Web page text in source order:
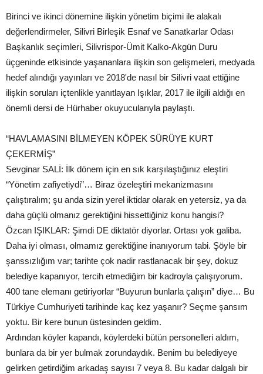
Birinci ve ikinci dönemine ilişkin yönetim biçimi ile alakalı
değerlendirmeler, Silivri Birleşik Esnaf ve Sanatkarlar Odası
Başkanlık seçimleri, Silivrispor-Ümit Kalko-Akgün Duru
üçgeninde etkisinde yaşananlara ilişkin son gelişmeleri, medyada
hedef alındığı yayınları ve 2018'de nasıl bir Silivri vaat ettiğine
ilişkin soruları içtenlikle yanıtlayan Işıklar, 2017 ile ilgili aldığı en
önemli dersi de Hürhaber okuyucularıyla paylaştı.
“HAVLAMASINI BİLMEYEN KÖPEK SÜRÜYE KURT
ÇEKERMİŞ”
Sevginar SALİ: İlk dönem için en sık karşılaştığınız eleştiri
“Yönetim zafiyetiydi”… Biraz özeleştiri mekanizmasını
çalıştıralım; şu anda sizin yerel iktidar olarak en yetersiz, ya da
daha güçlü olmanız gerektiğini hissettiğiniz konu hangisi?
Özcan IŞIKLAR: Şimdi DE diktatör diyorlar. Ortası yok galiba.
Daha iyi olması, olmamız gerektiğine inanıyorum tabi. Şöyle bir
şanssızlığım var; tarihte çok nadir rastlanacak bir şey, dokuz
belediye kapanıyor, tercih etmediğim bir kadroyla çalışıyorum.
400 tane elemanı getiriyorlar “Buyurun bunlarla çalışın” diye… Bu
Türkiye Cumhuriyeti tarihinde kaç kez yaşanır? Seçme şansım
yoktu. Bir kere bunun üstesinden geldim.
Ardından köyler kapandı, köylerdeki bütün personelleri aldım,
bunlara da bir yer bulmak zorundaydık. Benim bu belediyeye
gelirken getirdiğim arkadaş sayısı 7 veya 8. Bu kadar dalgalı bir